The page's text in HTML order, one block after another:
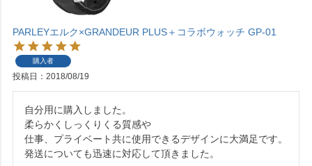
PARLEYエルク×GRANDEUR PLUS＋コラボウォッチ GP-01
購入者
投稿日 2018/08/19
自分用に購入しました。
柔らかくしっくりくる質感や
仕事、プライベート共に使用できるデザインに大満足です。
発送についても迅速に対応して頂きました。